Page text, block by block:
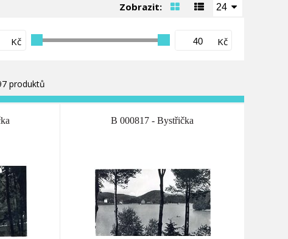
Zobrazit: 24
Kč Kč
produktů
B 000817 - Bystřička